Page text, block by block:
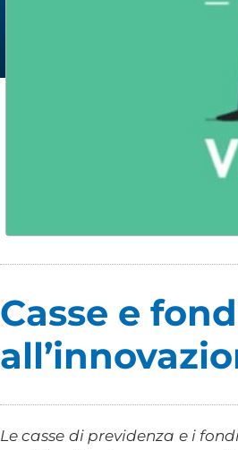
Casse e
Le casse di previdenza e i